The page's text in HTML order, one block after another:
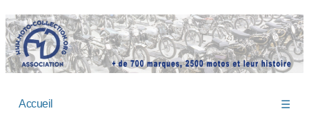
Accueil ☰